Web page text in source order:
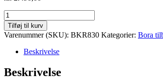
BORA
X
Pure
Exclusive
stålramme
BKR830
antal
Tilføj til kurv
Varenummer (SKU): BKR830 Kategorier: Bora
Beskrivelse
Beskrivelse